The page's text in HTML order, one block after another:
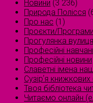
Новини (3 236)
Природа Полісся
Про нас (1)
Проєкти/Програми
Прогулянка
Професійні
Професійні новини
Славетні імена
Сузірʼя книжкових
Твоя бібліотека
Читаємо онлайн